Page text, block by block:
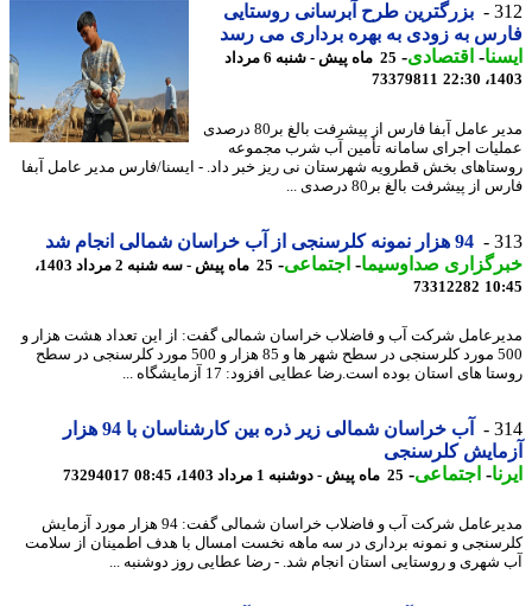
بزرگترین طرح آبرسانی روستایی
به زودی به بهره برداری می رسد
-اقتصادی-
25 ماه پیش - شنبه 6 مرداد
73379811
مدیر عامل آبفا فارس از پیشرفت بالغ بر80 درصدی
اجرای سامانه تأمین آب شرب مجموعه
بخش قطرویه شهرستان نی ریز خبر داد. - ایسنا/فارس مدیر عامل آبفا
از پیشرفت بالغ بر80 درصدی ...
94 هزار نمونه کلرسنجی از آب خراسان شمالی انجام شد
صداوسیما-اجتماعی-
25 ماه پیش - سه شنبه 2 مرداد 1403،
73312282
شرکت آب و فاضلاب خراسان شمالی گفت: از این تعداد هشت هزار و
500 مورد کلرسنجی در سطح شهر ها و 85 هزار و 500 مورد کلرسنجی در سطح
های استان بوده است.رضا عطایی افزود: 17 آزمایشگاه ...
آب خراسان شمالی زیر ذره بین کارشناسان با 94 هزار
کلرسنجی
-اجتماعی-25 ماه پیش - دوشنبه 1 مرداد 1403، 08:45 73294017
مدیرعامل شرکت آب و فاضلاب خراسان شمالی گفت: 94 هزار مورد آزمایش
و نمونه برداری در سه ماهه نخست امسال با هدف اطمینان از سلامت
و روستایی استان انجام شد. - رضا عطایی روز دوشنبه ...